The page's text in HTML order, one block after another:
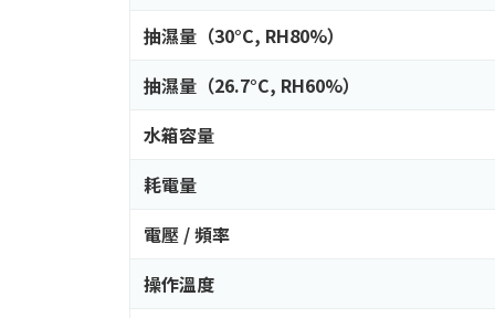
抽濕量（30°C, RH80%）
抽濕量（26.7°C, RH60%）
水箱容量
耗電量
電壓 / 頻率
操作溫度